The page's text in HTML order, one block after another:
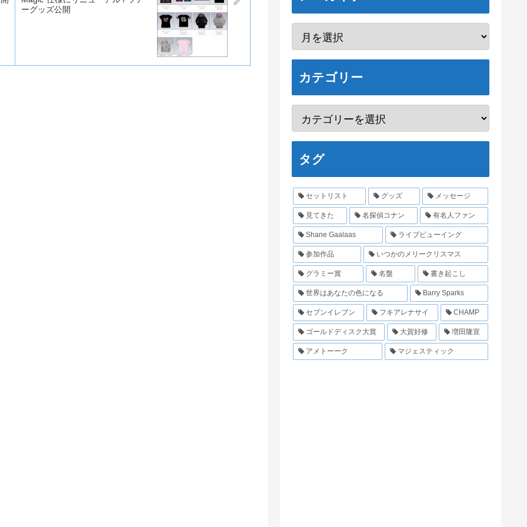
ーグッズ公開
カテゴリー
タグ
セットリスト グッズ メッセージ
見てきた 名探偵コナン 有名人ファン
Shane Gaalaas ライブビューイング
参加作品 いつかのメリークリスマス
グラミー賞 名盤 書き起こし
世界はあなたの色になる Barry Sparks
セブンイレブン フキアレナサイ CHAMP
ゴールドディスク大賞 大賀好修 増田隆宣
アメトーーク マジェスティック